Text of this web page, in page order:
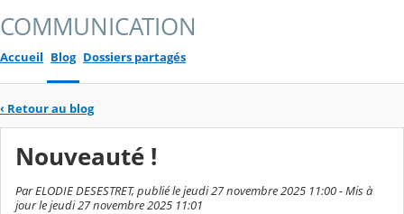
COMMUNICATION
Accueil Blog Dossiers partagés
‹ Retour au blog
Nouveauté !
Par ELODIE DESESTRET, publié le jeudi 27 novembre 2025 11:00 - Mis à
jour le jeudi 27 novembre 2025 11:01